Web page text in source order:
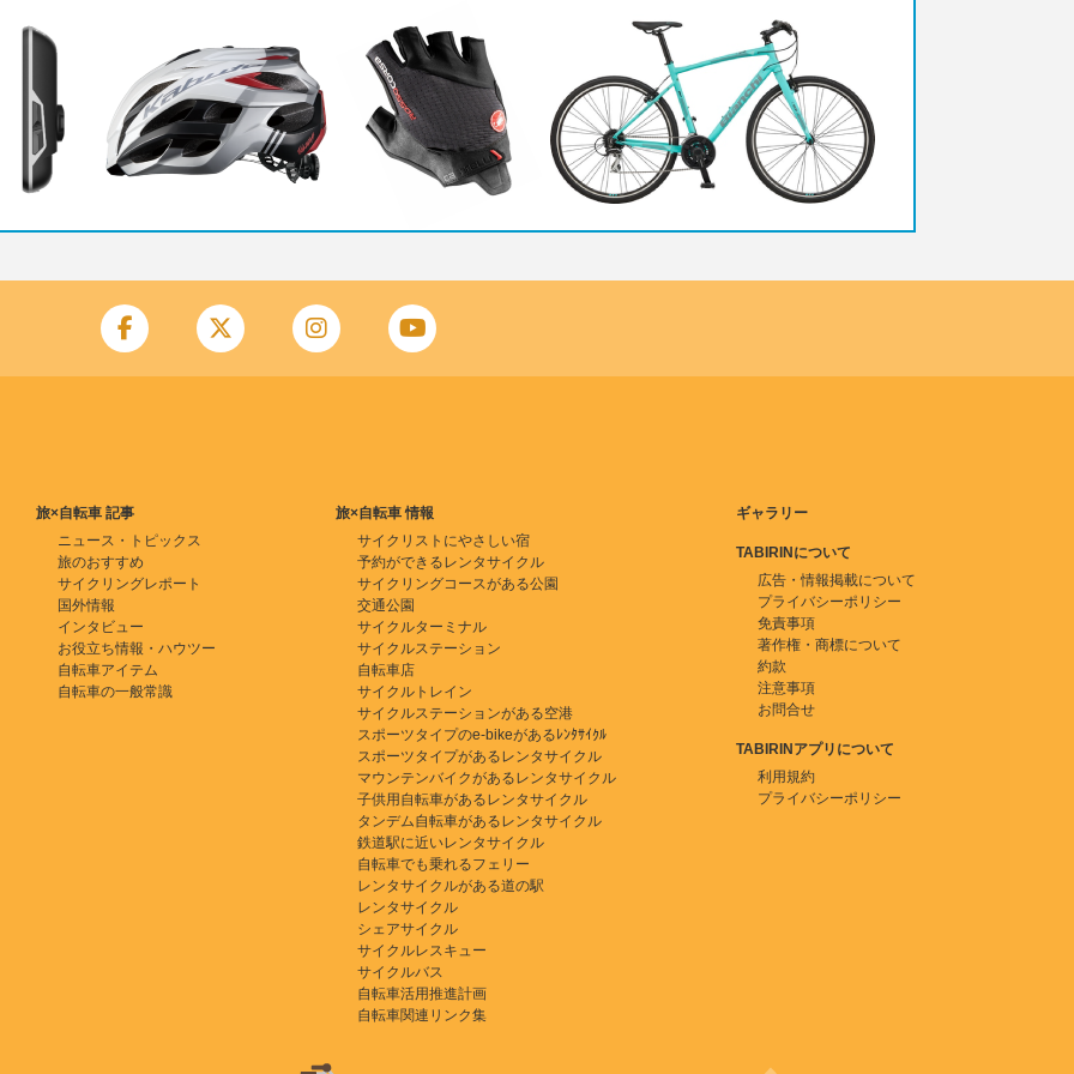
旅×自転車 記事
ニュース・トピックス
旅のおすすめ
サイクリングレポート
国外情報
インタビュー
お役立ち情報・ハウツー
自転車アイテム
自転車の一般常識
旅×自転車 情報
サイクリストにやさしい宿
予約ができるレンタサイクル
サイクリングコースがある公園
交通公園
サイクルターミナル
サイクルステーション
自転車店
サイクルトレイン
サイクルステーションがある空港
スポーツタイプのe-bikeがあるﾚﾝﾀｻｲｸﾙ
スポーツタイプがあるレンタサイクル
マウンテンバイクがあるレンタサイクル
子供用自転車があるレンタサイクル
タンデム自転車があるレンタサイクル
鉄道駅に近いレンタサイクル
自転車でも乗れるフェリー
レンタサイクルがある道の駅
レンタサイクル
シェアサイクル
サイクルレスキュー
サイクルバス
自転車活用推進計画
自転車関連リンク集
ギャラリー
TABIRINについて
広告・情報掲載について
プライバシーポリシー
免責事項
著作権・商標について
約款
注意事項
お問合せ
TABIRINアプリについて
利用規約
プライバシーポリシー